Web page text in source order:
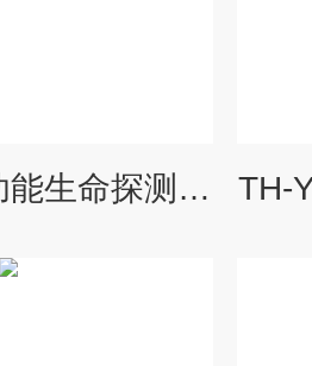
TH-YSP1多功能生命探测设备 TH-